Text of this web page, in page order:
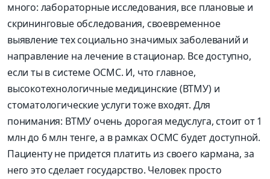
много: лабораторные исследования, все плановые и
скрининговые обследования, своевременное
выявление тех социально значимых заболеваний и
направление на лечение в стационар. Все доступно,
если ты в системе ОСМС. И, что главное,
высокотехнологичные медицинские (ВТМУ) и
стоматологические услуги тоже входят. Для
понимания: ВТМУ очень дорогая медуслуга, стоит от 1
млн до 6 млн тенге, а в рамках ОСМС будет доступной.
Пациенту не придется платить из своего кармана, за
него это сделает государство. Человек просто